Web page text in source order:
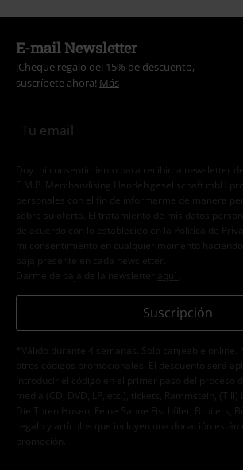
E-mail Newsletter
¡Cheque regalo del 15% de descuento,
suscríbete ahora! Más
Doy mi consentimiento para recibir la newsletter
E.M.P. Merchandising Handelsgesellschaft mbH
personales con el fin de informarme de manera
sobre su oferta. El tratamiento de mis datos
de acuerdo con lo establecido en la
Política de
mi consentimiento en cualquier momento
baja presente en cada newsletter.
Darme de baja de la newsletter
aquí
Suscripción
*Válido durante 4 semanas. Solo canjeable online.
otros códigos promocionales. El descuento será
introducir el código en el primer paso del proceso
media (CD, DVD, LP, etc.), tickets, Rammstein,
Die Toten Hosen, Feine Sahne Fischfilet, Broilers,
regalo y artículos que incluyen una donación están
promoción.